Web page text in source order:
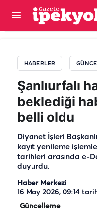
HABERLER
Şanlıurfalı
beklediği
belli oldu
Diyanet İşleri
kayıt yenileme
tarihleri arasında e-
duyurdu.
Haber Merkezi
16 May 2026, 09:14
Güncelleme
Şanlıurfa'da esnaftan